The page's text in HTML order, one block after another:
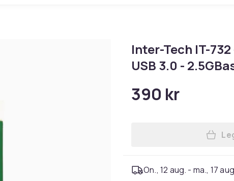
Inter-Tech IT-
USB 3.0 -
390 kr
On., 12 aug. - ma., 17